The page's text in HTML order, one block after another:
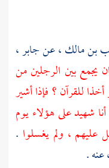
بن مالك ،عنجابر ،
يجمع بين الرجلين من
للقرآن ؟ فإذا أشير
شهيد على هؤلاء يوم
عليهم ، ولم يغسلوا .
عنه .